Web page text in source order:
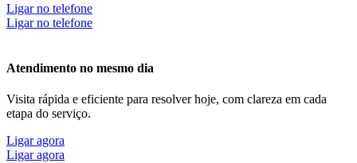
Ligar no telefone
Ligar no telefone
Atendimento no mesmo dia
Visita rápida e eficiente para resolver hoje, com clareza em cada
etapa do serviço.
Ligar agora
Ligar agora